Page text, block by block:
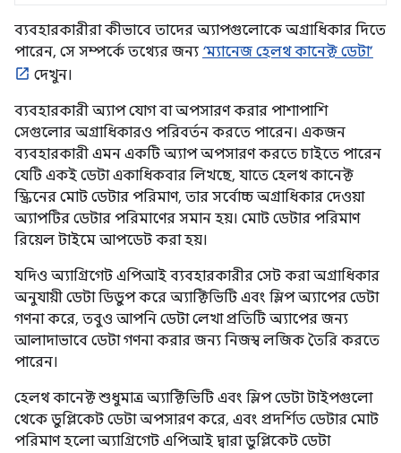
ব্যবহারকারীরা কীভাবে তাদের অ্যাপগুলোকে অগ্রাধিকার দিতে
পারেন, সে সম্পর্কে তথ্যের জন্য ‘ম্যানেজ হেলথ কানেক্ট ডেটা’
দেখুন।
ব্যবহারকারী অ্যাপ যোগ বা অপসারণ করার পাশাপাশি
সেগুলোর অগ্রাধিকারও পরিবর্তন করতে পারেন। একজন
ব্যবহারকারী এমন একটি অ্যাপ অপসারণ করতে চাইতে পারেন
যেটি একই ডেটা একাধিকবার লিখছে, যাতে হেলথ কানেক্ট
স্ক্রিনের মোট ডেটার পরিমাণ, তার সর্বোচ্চ অগ্রাধিকার দেওয়া
অ্যাপটির ডেটার পরিমাণের সমান হয়। মোট ডেটার পরিমাণ
রিয়েল টাইমে আপডেট করা হয়।
যদিও অ্যাগ্রিগেট এপিআই ব্যবহারকারীর সেট করা অগ্রাধিকার
অনুযায়ী ডেটা ডিডুপ করে অ্যাক্টিভিটি এবং স্লিপ অ্যাপের ডেটা
গণনা করে, তবুও আপনি ডেটা লেখা প্রতিটি অ্যাপের জন্য
আলাদাভাবে ডেটা গণনা করার জন্য নিজস্ব লজিক তৈরি করতে
পারেন।
হেলথ কানেক্ট শুধুমাত্র অ্যাক্টিভিটি এবং স্লিপ ডেটা টাইপগুলো
থেকে ডুপ্লিকেট ডেটা অপসারণ করে, এবং প্রদর্শিত ডেটার মোট
পরিমাণ হলো অ্যাগ্রিগেট এপিআই দ্বারা ডুপ্লিকেট ডেটা